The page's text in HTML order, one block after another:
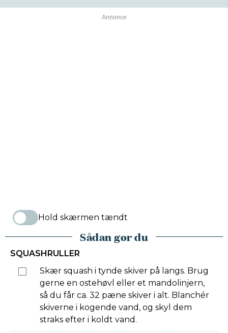
Hold skærmen tændt
Sådan gør du
SQUASHRULLER
Skær squash i tynde skiver på langs. Brug
gerne en ostehøvl eller et mandolinjern,
så du får ca. 32 pæne skiver i alt. Blanchér
skiverne i kogende vand, og skyl dem
straks efter i koldt vand.